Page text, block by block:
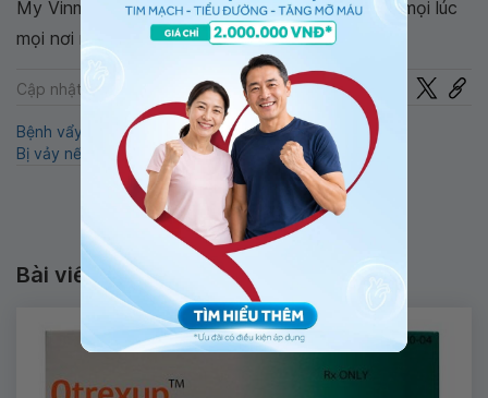
My Vinmec để quản lý, theo dõi lịch và đặt hẹn mọi lúc
mọi nơi ngay trên ứng dụng.
Cập nhật: 06-01-2025 Chia sẻ
Bệnh vẩy nến Bệnh da liệu
Bệnh vảy nến ở trẻ em
Bị vảy nến
Bài viết liên quan